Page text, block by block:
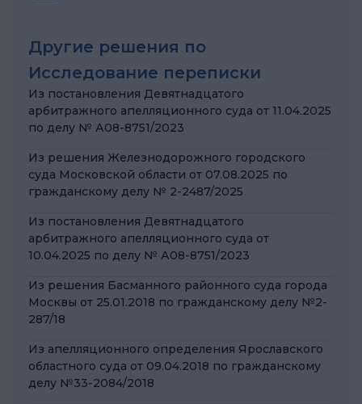
Другие решения по
Исследование переписки
Из постановления Девятнадцатого
арбитражного апелляционного суда от 11.04.2025
по делу № А08-8751/2023
Из решения Железнодорожного городского
суда Московской области от 07.08.2025 по
гражданскому делу № 2-2487/2025
Из постановления Девятнадцатого
арбитражного апелляционного суда от
10.04.2025 по делу № А08-8751/2023
Из решения Басманного районного суда города
Москвы от 25.01.2018 по гражданскому делу №2-
287/18
Из апелляционного определения Ярославского
областного суда от 09.04.2018 по гражданскому
делу №33-2084/2018